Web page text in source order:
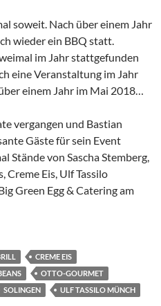
soweit. Nach über einem Jahr
wieder ein BBQ statt.
im Jahr stattgefunden
eine Veranstaltung im Jahr
einem Jahr im Mai 2018…
vergangen und Bastian
Gäste für sein Event
Stände von Sascha Stemberg,
Eis, Ulf Tassilo
Green Egg & Catering am
CREME EIS
OTTO-GOURMET
SOLINGEN ULF TASSILO MÜNCH